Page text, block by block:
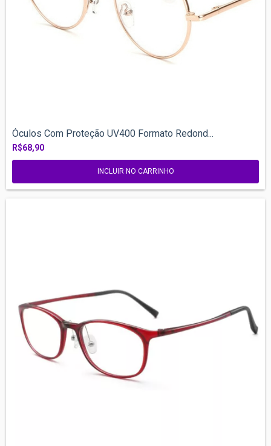
Óculos Com Proteção UV400 Formato Redond...
R$68,90
INCLUIR NO CARRINHO